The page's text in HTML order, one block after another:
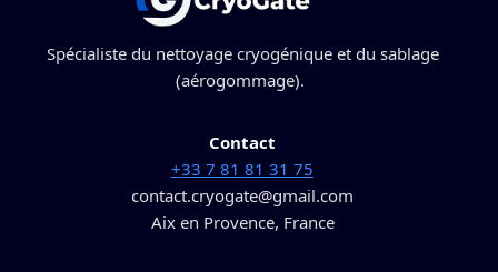
Spécialiste du nettoyage cryogénique et du sablage
(aérogommage).
Contact
+33 7 81 81 31 75
contact.cryogate@gmail.com
Aix en Provence, France